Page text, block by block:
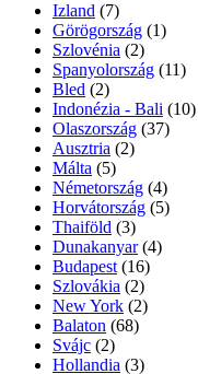
Izland (7)
Görögország (1)
Szlovénia (2)
Spanyolország (11)
Bled (2)
Indonézia - Bali (10)
Olaszország (37)
Ausztria (2)
Málta (5)
Németország (4)
Horvátország (5)
Thaiföld (3)
Dunakanyar (4)
Budapest (16)
Szlovákia (2)
New York (2)
Balaton (68)
Svájc (2)
Hollandia (3)